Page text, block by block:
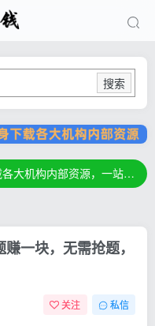
搜索
基地，最新最强网赚教程大全，小投入，大回报！
基地，最新最强网赚教程大全，小投入，大回报！
一块，无需抢题，
关注 私信